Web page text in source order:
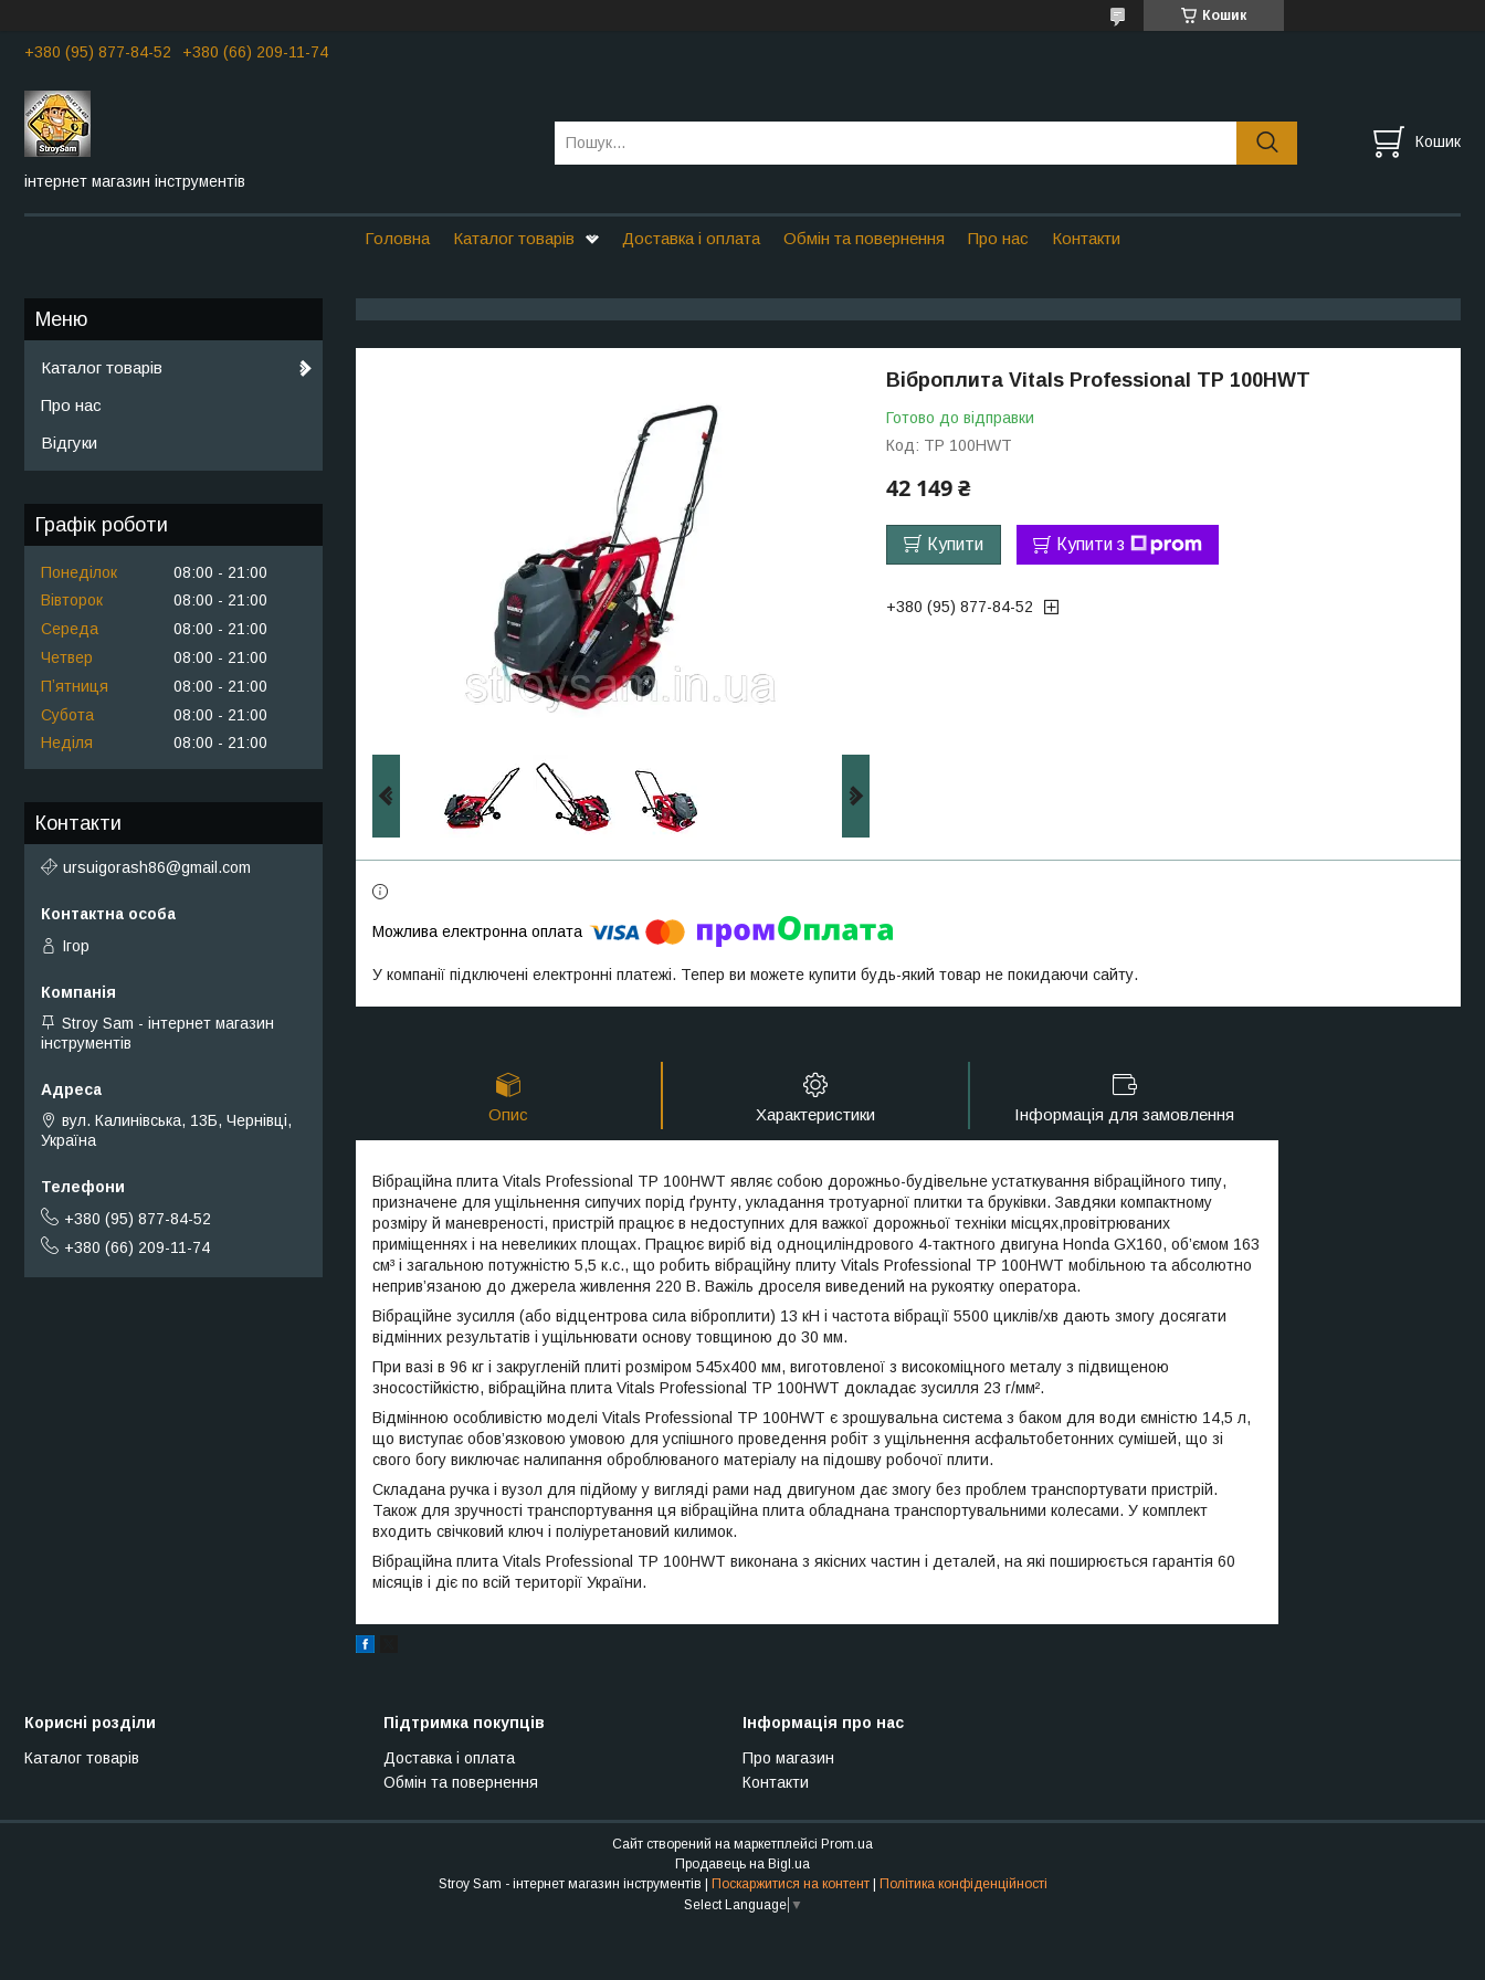
Кошик
+380 (95) 877-84-52 +380 (66) 209-11-74
інтернет магазин інструментів
Кошик
Головна Каталог товарів Доставка і оплата Обмін та повернення Про нас Контакти
Віброплита Vitals Professional TP 100HWT
Готово до відправки
Код: TP 100HWT
42 149 ₴
Купити Купити з
+380 (95) 877-84-52
У компанії підключені електронні платежі. Тепер ви можете купити будь-який товар не покидаючи сайту.
Опис Характеристики Інформація для замовлення
Вібраційна плита Vitals Professional TP 100HWT являє собою дорожньо-будівельне устаткування вібраційного типу,
призначене для ущільнення сипучих порід ґрунту, укладання тротуарної плитки та бруківки. Завдяки компактному
розміру й маневреності, пристрій працює в недоступних для важкої дорожньої техніки місцях,провітрюваних
приміщеннях і на невеликих площах. Працює виріб від одноциліндрового 4-тактного двигуна Honda GX160, об’ємом 163
см³ і загальною потужністю 5,5 к.с., що робить вібраційну плиту Vitals Professional TP 100HWT мобільною та абсолютно
неприв’язаною до джерела живлення 220 В. Важіль дроселя виведений на рукоятку оператора.
Вібраційне зусилля (або відцентрова сила віброплити) 13 кН і частота вібрації 5500 циклів/хв дають змогу досягати
відмінних результатів і ущільнювати основу товщиною до 30 мм.
При вазі в 96 кг і закругленій плиті розміром 545x400 мм, виготовленої з високоміцного металу з підвищеною
зносостійкістю, вібраційна плита Vitals Professional TP 100HWT докладає зусилля 23 г/мм².
Відмінною особливістю моделі Vitals Professional TP 100HWT є зрошувальна система з баком для води ємністю 14,5 л,
що виступає обов’язковою умовою для успішного проведення робіт з ущільнення асфальтобетонних сумішей, що зі
свого богу виключає налипання оброблюваного матеріалу на підошву робочої плити.
Складана ручка і вузол для підйому у вигляді рами над двигуном дає змогу без проблем транспортувати пристрій.
Також для зручності транспортування ця вібраційна плита обладнана транспортувальними колесами. У комплект
входить свічковий ключ і поліуретановий килимок.
Вібраційна плита Vitals Professional TP 100HWT виконана з якісних частин і деталей, на які поширюється гарантія 60
місяців і діє по всій території України.
Каталог товарів
Про нас
Відгуки
Графік роботи
Понеділок 08:00
21:00
Вівторок
08:00
21:00
Середа
08:00
21:00
Четвер
08:00
21:00
Пʼятниця
08:00
21:00
Субота
08:00
21:00
Неділя
08:00 21:00
Контакти
ursuigorash86@gmail.com
Ігор
Stroy Sam - інтернет магазин
інструментів
вул. Калинівська, 13Б, Чернівці,
Україна
+380 (95) 877-84-52
+380 (66) 209-11-74
Корисні розділи
Каталог товарів
Підтримка покупців
Доставка і оплата
Обмін та повернення
Інформація про нас
Про магазин
Контакти
Сайт створений на маркетплейсі Prom.ua
Продавець на Bigl.ua
Stroy Sam - інтернет магазин інструментів | Поскаржитися на контент | Політика конфіденційності
Select Language ▼